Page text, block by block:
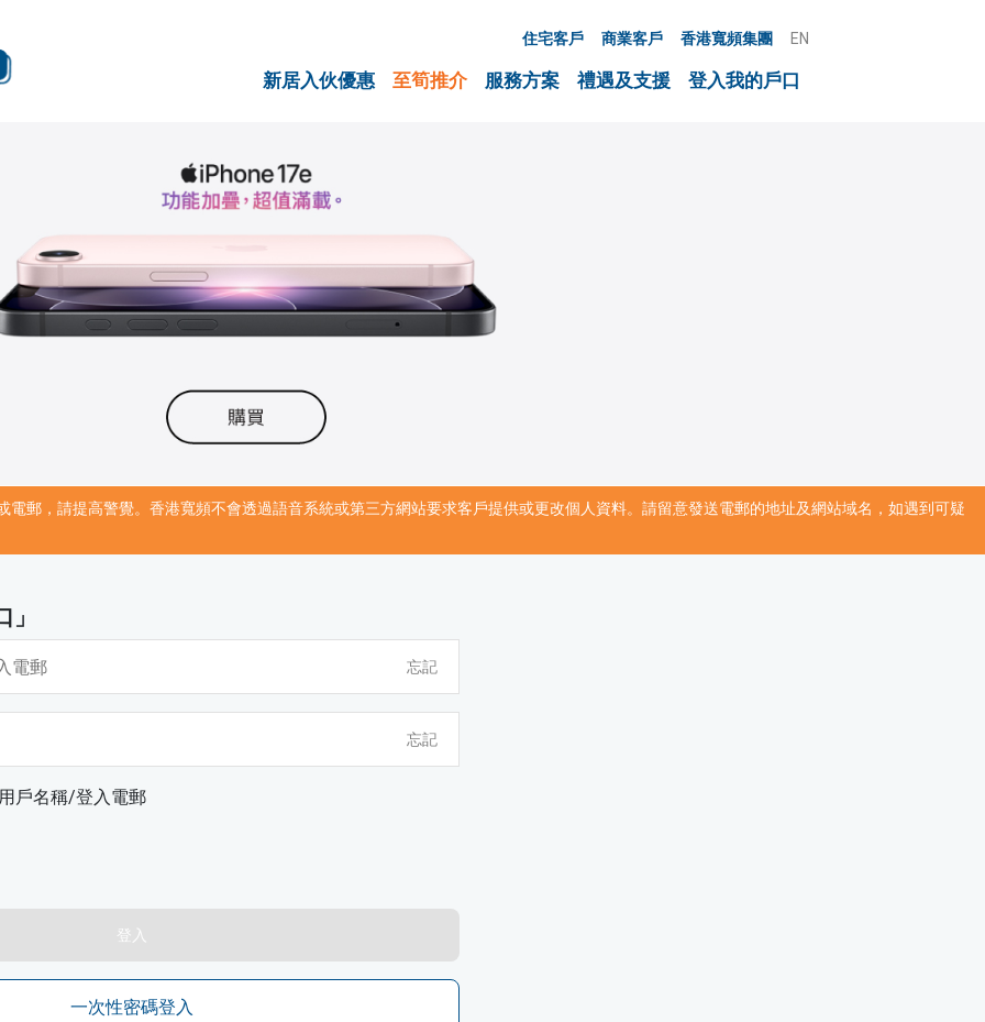
住宅客戶 商業客戶 香港寬頻集團 EN
新居入伙優惠 至筍推介 服務方案 禮遇及支援 登入我的戶口
郵，請提高警覺。香港寬頻不會透過語音系統或第三方網站要求客戶提供或更改個人資料。請留意發送電郵的地址及網站域名，如遇到可疑
忘記
忘記
戶名稱/登入電郵
登入
一次性密碼登入